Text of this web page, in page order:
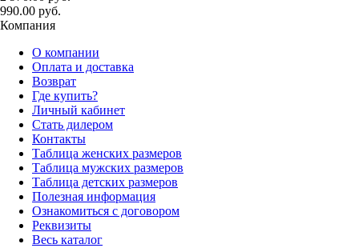
990.00 руб.
Компания
О компании
Оплата и доставка
Возврат
Где купить?
Личный кабинет
Стать дилером
Контакты
Таблица женских размеров
Таблица мужских размеров
Таблица детских размеров
Полезная информация
Ознакомиться с договором
Реквизиты
Весь каталог